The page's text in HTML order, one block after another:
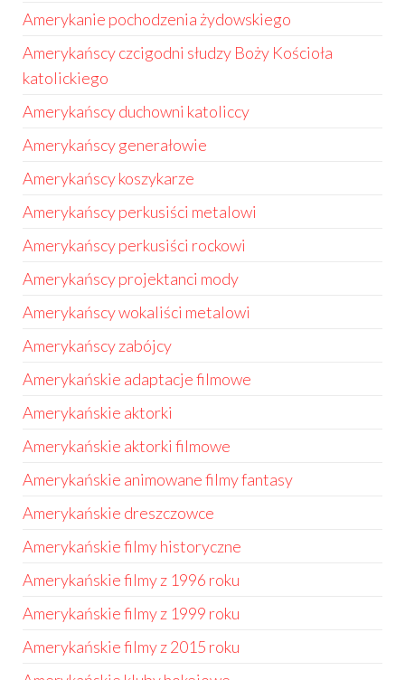
Amerykanie pochodzenia żydowskiego
Amerykańscy czcigodni słudzy Boży Kościoła
katolickiego
Amerykańscy duchowni katoliccy
Amerykańscy generałowie
Amerykańscy koszykarze
Amerykańscy perkusiści metalowi
Amerykańscy perkusiści rockowi
Amerykańscy projektanci mody
Amerykańscy wokaliści metalowi
Amerykańscy zabójcy
Amerykańskie adaptacje filmowe
Amerykańskie aktorki
Amerykańskie aktorki filmowe
Amerykańskie animowane filmy fantasy
Amerykańskie dreszczowce
Amerykańskie filmy historyczne
Amerykańskie filmy z 1996 roku
Amerykańskie filmy z 1999 roku
Amerykańskie filmy z 2015 roku